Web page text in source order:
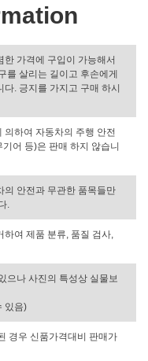
가격에 구입이 가능해서
를 살리는 길이고 후손에게
. 긍지를 가지고 구매 하시
하여 자동차의 주행 안전
어 등)은 판매 하지 않습니
의 안전과 무관한 품목들만
.
하여 제품 분류, 품질 검사,
으나 사진의 특성상 실물보
있음)
경우 신품가격대비 판매가